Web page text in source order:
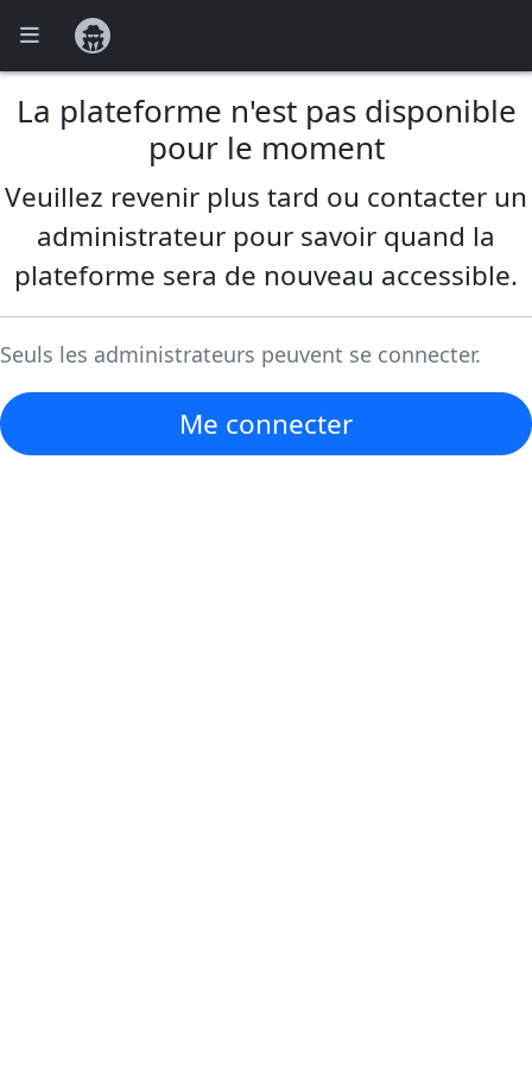
Menu Connexion
La plateforme n'est pas disponible
pour le moment
Veuillez revenir plus tard ou contacter un
administrateur pour savoir quand la
plateforme sera de nouveau accessible.
Seuls les administrateurs peuvent se connecter.
Me connecter